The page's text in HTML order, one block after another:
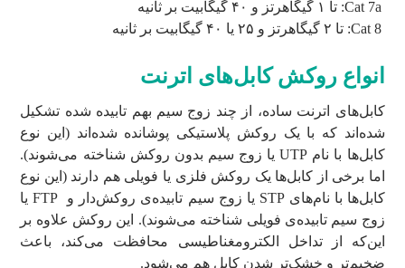
Cat 8: تا ۲ گیگاهرتز و ۲۵ یا ۴۰ گیگابیت بر ثانیه
انواع روکش کابل‌های اترنت
کابل‌های اترنت ساده، از چند زوج سیم بهم تابیده شده تشکیل
شده‌اند که با یک روکش پلاستیکی پوشانده شده‌اند (این نوع
کابل‌ها با نام UTP یا زوج سیم بدون روکش شناخته می‌شوند).
اما برخی از کابل‌ها یک روکش فلزی یا فویلی هم دارند (این نوع
کابل‌ها با نام‌های STP یا زوج سیم تابیده‌ی روکش‌دار و FTP یا
زوج سیم تابیده‌ی فویلی شناخته می‌شوند). این روکش‌ علاوه بر
این‌که از تداخل الکترومغناطیسی محافظت می‌کند، باعث
ضخیم‌تر و خشک‌تر شدنِ کابل هم می‌شود.